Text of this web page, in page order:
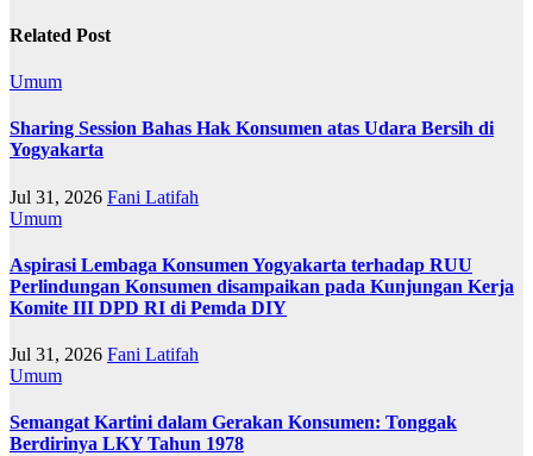
Related Post
Umum
Sharing Session Bahas Hak Konsumen atas Udara Bersih di
Yogyakarta
Jul 31, 2026 Fani Latifah
Umum
Aspirasi Lembaga Konsumen Yogyakarta terhadap RUU
Perlindungan Konsumen disampaikan pada Kunjungan Kerja
Komite III DPD RI di Pemda DIY
Jul 31, 2026 Fani Latifah
Umum
Semangat Kartini dalam Gerakan Konsumen: Tonggak
Berdirinya LKY Tahun 1978